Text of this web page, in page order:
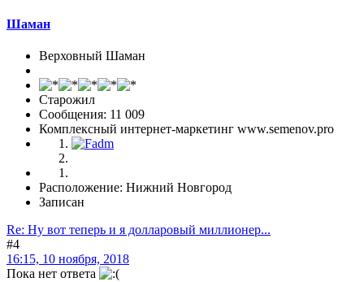
Шаман
Верховный Шаман
Старожил
Сообщения: 11 009
Комплексный интернет-маркетинг www.semenov.pro
Расположение: Нижний Новгород
Записан
Re: Ну вот теперь и я долларовый миллионер...
#4
16:15, 10 ноября, 2018
Пока нет ответа